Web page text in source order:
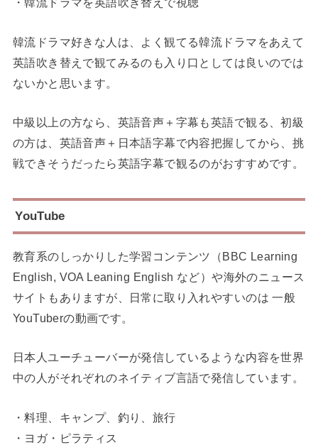
韓流ドラマ好きな人は、よく観てる韓流ドラマをあえて
英語吹き替えで観てみるのも入り口としては良いのでは
ないかと思います。
中級以上の方なら、英語音声＋字幕も英語で観る、初級
の方は、英語音声＋日本語字幕で内容把握してから、挑
戦できそうだったら英語字幕で観るのがおすすめです。
YouTube
教育系のしっかりした学習コンテンツ（BBC Learning
English, VOA Leaning English など）や海外のニュース
サイトもありますが、日常に取り入れやすいのは 一般
YouTuberの動画です。
日本人ユーチューバーが発信しているような内容を世界
中の人がそれぞれのネイティブ言語で発信しています。
・料理、キャンプ、釣り、旅行
・ヨガ・ピラティス